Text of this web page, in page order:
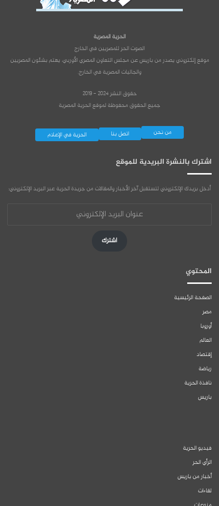
الحرية المصرية
الصوت الحر للمصريين في الخارج
موقع إلكتروني يصدر من باريس عن مجلس التعاون المصري الأوربي، يهتم بشئون المصريين
والجاليات المصرية في الخارج.
حقوق النشر 2024 - 2019
جميع الحقوق محفوظة لموقع الحرية المصرية
من نحن اتصل بنا الحرية في الإعلام
اشترك بالنشرة البريدية للموقع
أدخل بريدك الإلكتروني لتستقبل آخر الأخبار والمقالات من جريدة الحرية عبر البريد الإلكتروني:
اشترك
المحتوي
الصفحة الرئيسية
مصر
أوروبا
العالم
إقتصاد
رياضة
نافذة الحرية
باريس
فيديو الحرية
الرأي الحر
أخبار من باريس
لقاءات